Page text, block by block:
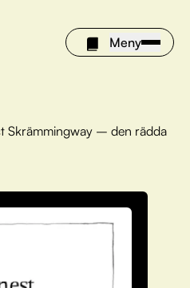
Meny
Skrämmingway – den rädda